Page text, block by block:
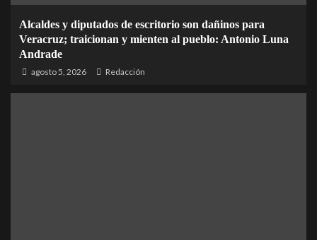
Alcaldes y diputados de escritorio son dañinos para
Veracruz; traicionan y mienten al pueblo: Antonio Luna
Andrade
agosto 5, 2026 Redacción